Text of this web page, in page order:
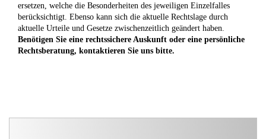
ersetzen, welche die Besonderheiten des jeweiligen Einzelfalles
berücksichtigt. Ebenso kann sich die aktuelle Rechtslage durch
aktuelle Urteile und Gesetze zwischenzeitlich geändert haben.
Benötigen Sie eine rechtssichere Auskunft oder eine persönliche
Rechtsberatung, kontaktieren Sie uns bitte.